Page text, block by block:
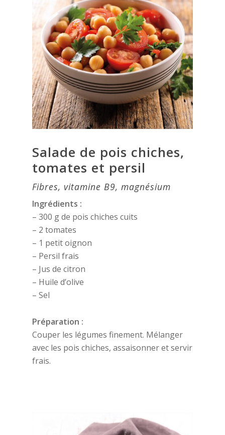
Salade de pois chiches,
tomates et persil
Fibres, vitamine B9, magnésium
Ingrédients :
– 300 g de pois chiches cuits
– 2 tomates
– 1 petit oignon
– Persil frais
– Jus de citron
– Huile d’olive
– Sel
Préparation :
Couper les légumes finement. Mélanger
avec les pois chiches, assaisonner et servir
frais.